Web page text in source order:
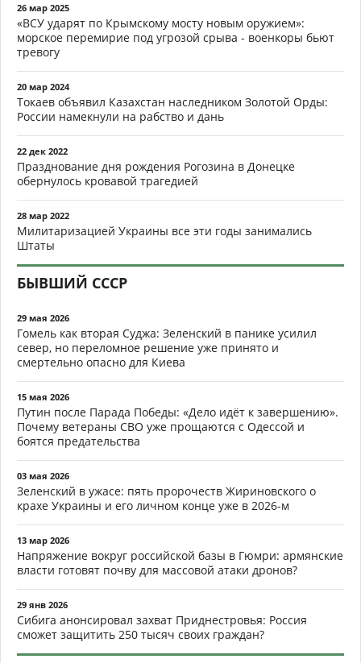
26 мар 2025
«ВСУ ударят по Крымскому мосту новым оружием»:
морское перемирие под угрозой срыва - военкоры бьют
тревогу
20 мар 2024
Токаев объявил Казахстан наследником Золотой Орды:
России намекнули на рабство и дань
22 дек 2022
Празднование дня рождения Рогозина в Донецке
обернулось кровавой трагедией
28 мар 2022
Милитаризацией Украины все эти годы занимались
Штаты
БЫВШИЙ СССР
29 мая 2026
Гомель как вторая Суджа: Зеленский в панике усилил
север, но переломное решение уже принято и
смертельно опасно для Киева
15 мая 2026
Путин после Парада Победы: «Дело идёт к завершению».
Почему ветераны СВО уже прощаются с Одессой и
боятся предательства
03 мая 2026
Зеленский в ужасе: пять пророчеств Жириновского о
крахе Украины и его личном конце уже в 2026-м
13 мар 2026
Напряжение вокруг российской базы в Гюмри: армянские
власти готовят почву для массовой атаки дронов?
29 янв 2026
Сибига анонсировал захват Приднестровья: Россия
сможет защитить 250 тысяч своих граждан?